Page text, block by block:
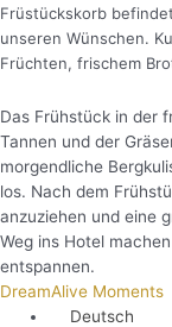
Früstückskorb
unseren Wünschen.
Früchten, frischem
Das Frühstück in der
Tannen und der
morgendliche
los. Nach dem
anzuziehen und eine
Weg ins Hotel
entspannen.
DreamAlive Moments
Deutsch